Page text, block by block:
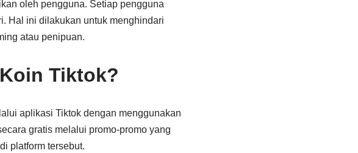
oleh pengguna. Setiap pengguna
Hal ini dilakukan untuk menghindari
atau penipuan.
Tiktok?
aplikasi Tiktok dengan menggunakan
gratis melalui promo-promo yang
platform tersebut.